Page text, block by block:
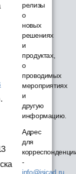
релизы
о
новых
решениях
и
продуктах,
о
проводимых
мероприятиях
и
другую
информацию.
Адрес
для
-
info@isicad.ru